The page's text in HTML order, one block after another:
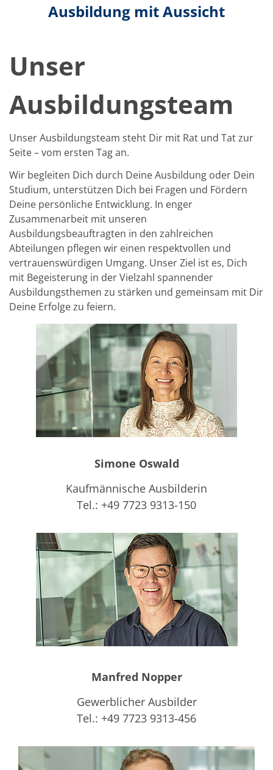
Ausbildung mit Aussicht
Unser
Ausbildungsteam
Unser Ausbildungsteam steht Dir mit Rat und Tat zur
Seite – vom ersten Tag an.
Wir begleiten Dich durch Deine Ausbildung oder Dein
Studium, unterstützen Dich bei Fragen und Fördern
Deine persönliche Entwicklung. In enger
Zusammenarbeit mit unseren
Ausbildungsbeauftragten in den zahlreichen
Abteilungen pflegen wir einen respektvollen und
vertrauenswürdigen Umgang. Unser Ziel ist es, Dich
mit Begeisterung in der Vielzahl spannender
Ausbildungsthemen zu stärken und gemeinsam mit Dir
Deine Erfolge zu feiern.
Simone Oswald
Kaufmännische Ausbilderin
Tel.: +49 7723 9313-150
Manfred Nopper
Gewerblicher Ausbilder
Tel.: +49 7723 9313-456